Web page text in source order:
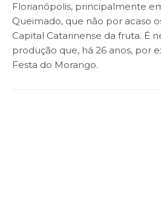
Florianópolis, principalmente
Queimado, que não por acaso
Capital Catarinense da fruta. É
produção que, há 26 anos, por
Festa do Morango.